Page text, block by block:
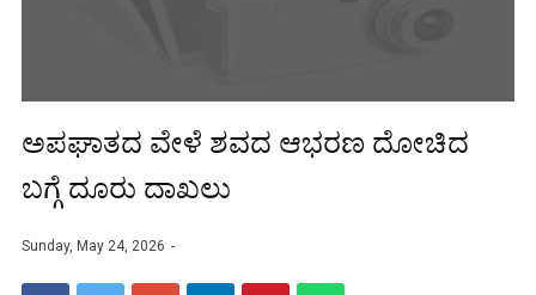
ಅಪಘಾತದ ವೇಳೆ ಶವದ ಆಭರಣ ದೋಚಿದ
ಬಗ್ಗೆ ದೂರು ದಾಖಲು
Sunday, May 24, 2026